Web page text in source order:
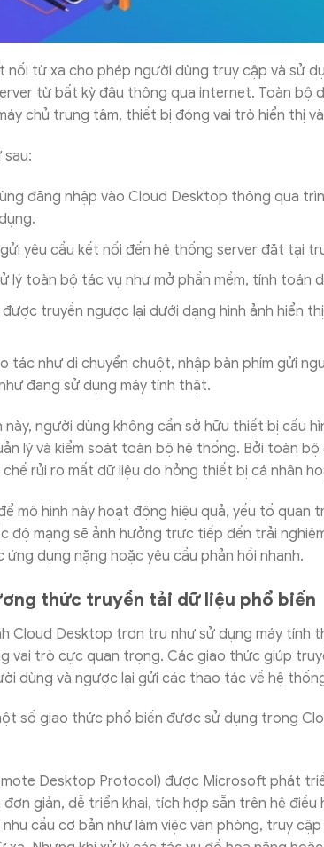
nối từ xa cho phép người dùng truy cập và sử
từ bất kỳ đâu thông qua internet. Toàn bộ
chủ trung tâm, thiết bị đóng vai trò hiển thị
sau:
đăng nhập vào Cloud Desktop thông qua
yêu cầu kết nối đến hệ thống server đặt tại
lý toàn bộ tác vụ như mở phần mềm, tính toán
truyền ngược lại dưới dạng hình ảnh hiển
tác như di chuyển chuột, nhập bàn phím gửi
đang sử dụng máy tính thật.
này, người dùng không cần sở hữu thiết bị cấu
lý và kiểm soát toàn bộ hệ thống. Bởi toàn
chế rủi ro mất dữ liệu do hỏng thiết bị cá nhân
mô hình này hoạt động hiệu quả, yếu tố quan
độ mạng sẽ ảnh hưởng trực tiếp đến trải
ứng dụng nặng hoặc yêu cầu phản hồi nhanh.
thức truyền tải dữ liệu phổ biến
Cloud Desktop trơn tru như sử dụng máy tính
vai trò cực quan trọng. Các giao thức giúp
dùng và ngược lại gửi các thao tác về hệ
số giao thức phổ biến được sử dụng trong
Desktop Protocol) được Microsoft phát
giản, dễ triển khai, tích hợp sẵn trên hệ điều
cầu cơ bản như làm việc văn phòng, truy